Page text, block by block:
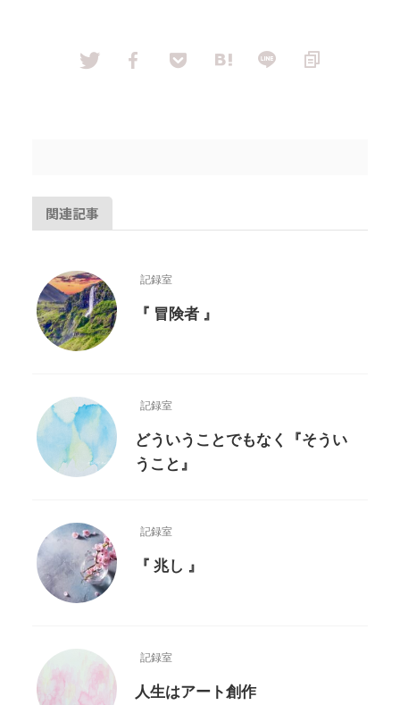
関連記事
記録室
『 冒険者 』
記録室
どういうことでもなく『そうい
うこと』
記録室
『 兆し 』
記録室
人生はアート創作